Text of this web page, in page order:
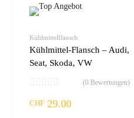
Kühlmittelflansch
Kühlmittel-Flansch – Audi,
Seat, Skoda, VW
(0 Bewertungen)
CHF 29.00